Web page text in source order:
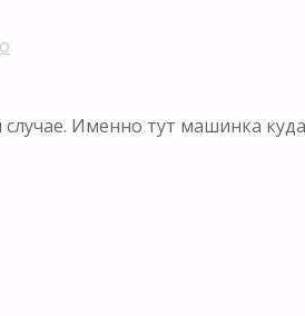
случае. Именно тут машинка